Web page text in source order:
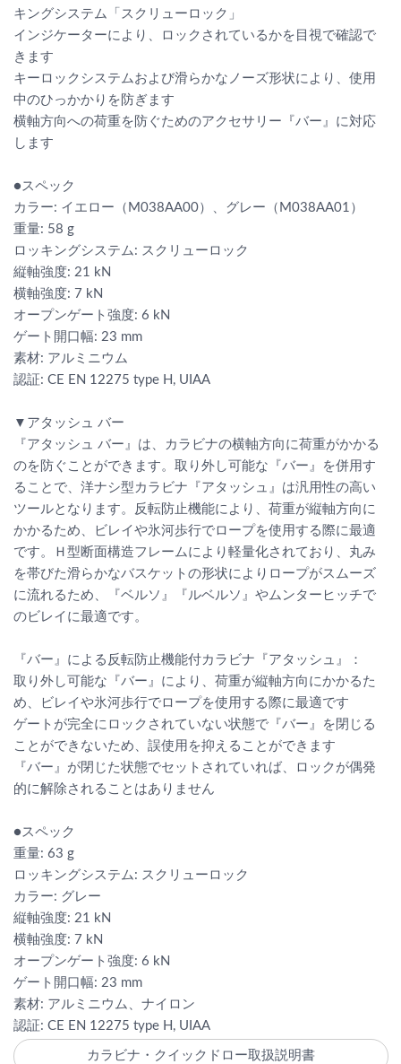
キングシステム「スクリューロック」
インジケーターにより、ロックされているかを目視で確認で
きます
キーロックシステムおよび滑らかなノーズ形状により、使用
中のひっかかりを防ぎます
横軸方向への荷重を防ぐためのアクセサリー『バー』に対応
します
●スペック
カラー: イエロー（M038AA00）、グレー（M038AA01）
重量: 58 g
ロッキングシステム: スクリューロック
縦軸強度: 21 kN
横軸強度: 7 kN
オープンゲート強度: 6 kN
ゲート開口幅: 23 mm
素材: アルミニウム
認証: CE EN 12275 type H, UIAA
▼アタッシュ バー
『アタッシュ バー』は、カラビナの横軸方向に荷重がかかる
のを防ぐことができます。取り外し可能な『バー』を併用す
ることで、洋ナシ型カラビナ『アタッシュ』は汎用性の高い
ツールとなります。反転防止機能により、荷重が縦軸方向に
かかるため、ビレイや氷河歩行でロープを使用する際に最適
です。Ｈ型断面構造フレームにより軽量化されており、丸み
を帯びた滑らかなバスケットの形状によりロープがスムーズ
に流れるため、『ベルソ』『ルベルソ』やムンターヒッチで
のビレイに最適です。
『バー』による反転防止機能付カラビナ『アタッシュ』：
取り外し可能な『バー』により、荷重が縦軸方向にかかるた
め、ビレイや氷河歩行でロープを使用する際に最適です
ゲートが完全にロックされていない状態で『バー』を閉じる
ことができないため、誤使用を抑えることができます
『バー』が閉じた状態でセットされていれば、ロックが偶発
的に解除されることはありません
●スペック
重量: 63 g
ロッキングシステム: スクリューロック
カラー: グレー
縦軸強度: 21 kN
横軸強度: 7 kN
オープンゲート強度: 6 kN
ゲート開口幅: 23 mm
素材: アルミニウム、ナイロン
認証: CE EN 12275 type H, UIAA
カラビナ・クイックドロー取扱説明書